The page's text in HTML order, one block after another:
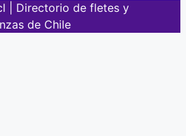
| Directorio de fletes y
de Chile